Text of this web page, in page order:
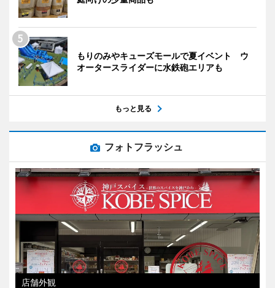
もりのみやキューズモールで夏イベント ウ
オータースライダーに水鉄砲エリアも
もっと見る
フォトフラッシュ
店舗外観